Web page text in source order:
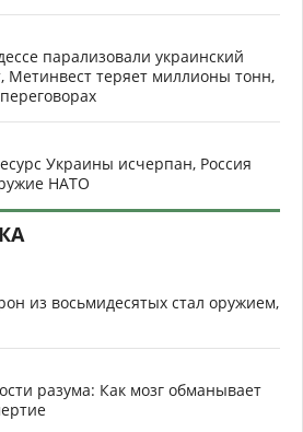
парализовали украинский
Метинвест теряет миллионы тонн,
Украины исчерпан, Россия
НАТО
из восьмидесятых стал оружием,
разума: Как мозг обманывает